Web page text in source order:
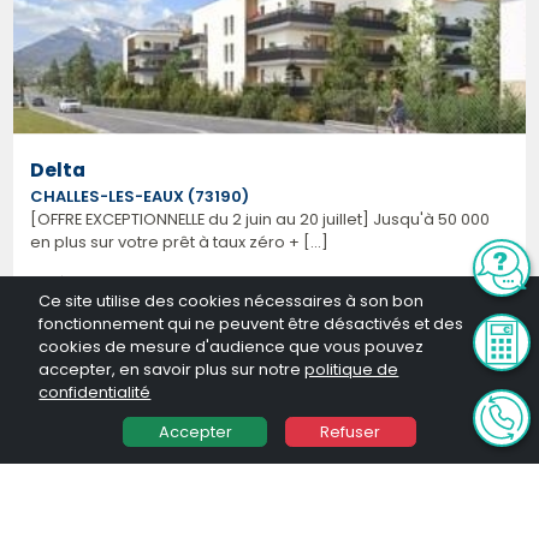
Delta
CHALLES-LES-EAUX (73190)
[OFFRE EXCEPTIONNELLE du 2 juin au 20 juillet] Jusqu'à 50 000
en plus sur votre prêt à taux zéro + [...]
Disponibilité : octobre 2026
Ce site utilise des cookies nécessaires à son bon
fonctionnement qui ne peuvent être désactivés et des
cookies de mesure d'audience que vous pouvez
accepter, en savoir plus sur notrepolitique de
confidentialité
Accepter
Refuser